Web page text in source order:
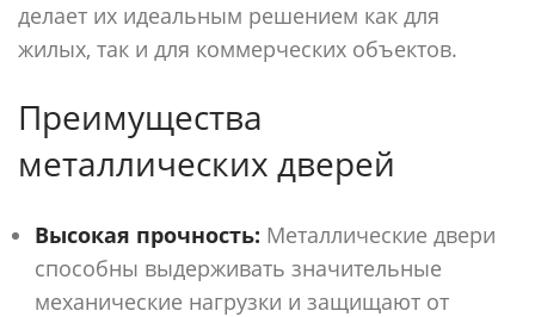
делает их идеальным решением как для
жилых, так и для коммерческих объектов.
Преимущества
металлических дверей
Высокая прочность: Металлические двери
способны выдерживать значительные
механические нагрузки и защищают от